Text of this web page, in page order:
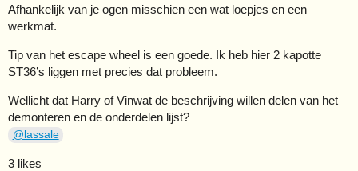
Afhankelijk van je ogen misschien een wat loepjes en een
werkmat.
Tip van het escape wheel is een goede. Ik heb hier 2 kapotte
ST36’s liggen met precies dat probleem.
Wellicht dat Harry of Vinwat de beschrijving willen delen van het
demonteren en de onderdelen lijst?
@lassale
3 likes